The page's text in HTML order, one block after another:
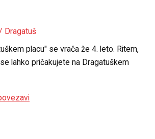
Dragatuš
placu" se vrača že 4. leto. Ritem,
lahko pričakujete na Dragatuškem